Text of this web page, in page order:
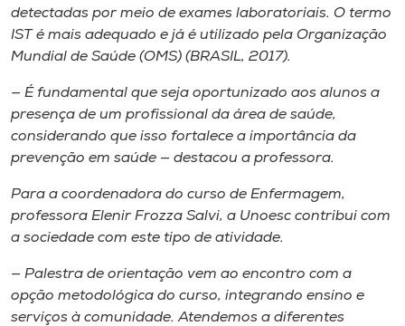
detectadas por meio de exames laboratoriais. O termo
IST é mais adequado e já é utilizado pela Organização
Mundial de Saúde (OMS) (BRASIL, 2017).
— É fundamental que seja oportunizado aos alunos a
presença de um profissional da área de saúde,
considerando que isso fortalece a importância da
prevenção em saúde — destacou a professora.
Para a coordenadora do curso de Enfermagem,
professora Elenir Frozza Salvi, a Unoesc contribui com
a sociedade com este tipo de atividade.
— Palestra de orientação vem ao encontro com a
opção metodológica do curso, integrando ensino e
serviços à comunidade. Atendemos a diferentes